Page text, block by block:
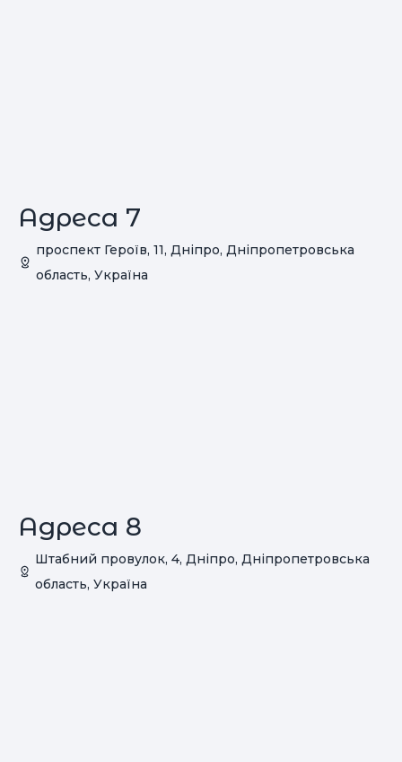
Адреса 7
проспект Героїв, 11, Дніпро, Дніпропетровська
область, Україна
Адреса 8
Штабний провулок, 4, Дніпро, Дніпропетровська
область, Україна